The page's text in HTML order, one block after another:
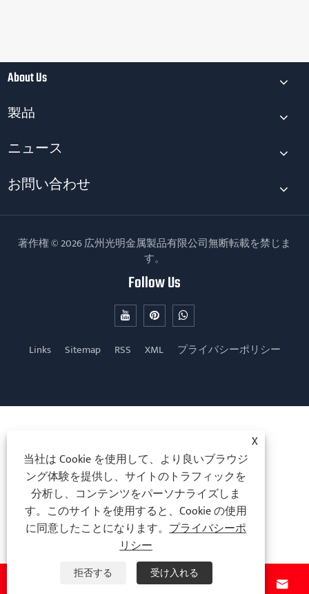
About Us
製品
ニュース
お問い合わせ
著作権 © 2026 広州光明金属製品有限公司無断転載を禁じま
す。
Follow Us
Links Sitemap RSS XML プライバシーポリシー
 
X
当社は Cookie を使用して、より良いブラウジ
ング体験を提供し、サイトのトラフィックを
分析し、コンテンツをパーソナライズしま
す。このサイトを使用すると、Cookie の使用
に同意したことになります。プライバシーポ
リシー
拒否する 受け入れる